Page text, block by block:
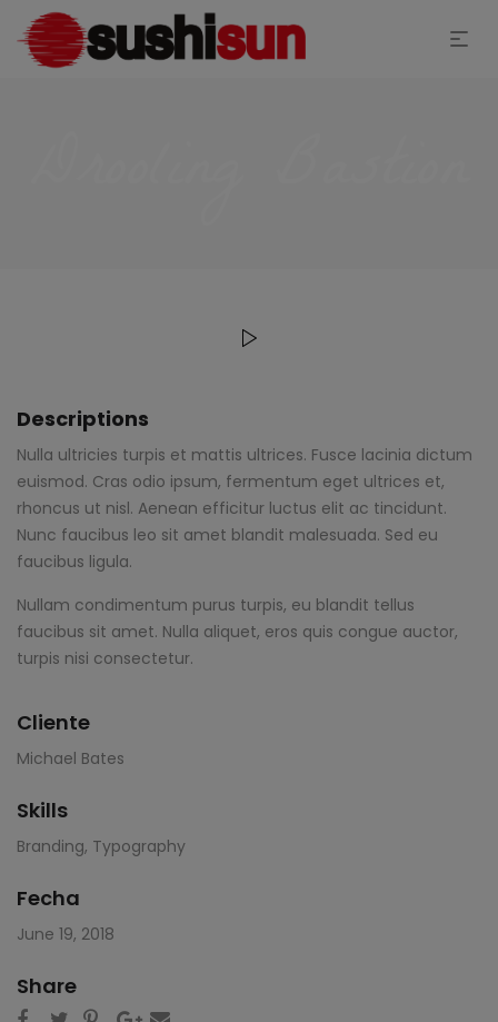
Descriptions
Nulla ultricies turpis et mattis ultrices. Fusce lacinia dictum
euismod. Cras odio ipsum, fermentum eget ultrices et,
rhoncus ut nisl. Aenean efficitur luctus elit ac tincidunt.
Nunc faucibus leo sit amet blandit malesuada. Sed eu
faucibus ligula.
Nullam condimentum purus turpis, eu blandit tellus
faucibus sit amet. Nulla aliquet, eros quis congue auctor,
turpis nisi consectetur.
Cliente
Michael Bates
Skills
Branding, Typography
Fecha
June 19, 2018
Share